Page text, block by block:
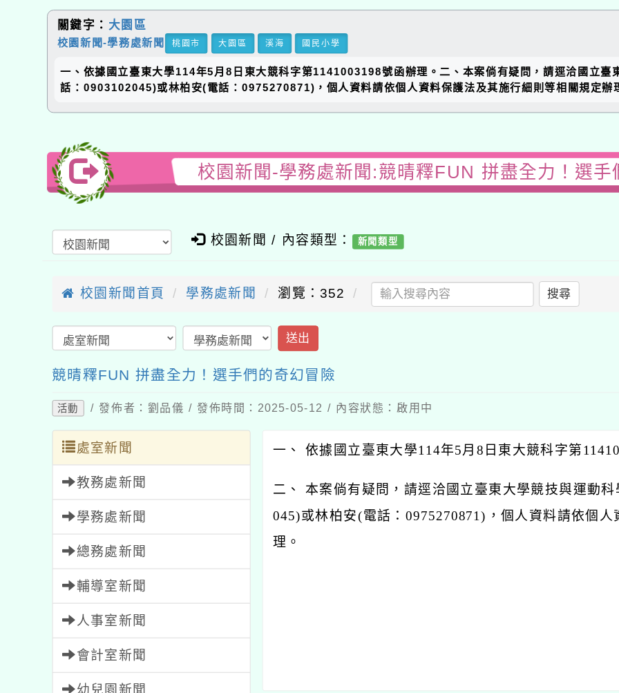
關鍵字： 大園區
校園新聞-學務處新聞 桃園市 大園區 溪海 國民小學
一、依據國立臺東大學114年5月8日東大競科字第1141003198號函辦理。二、本案倘有疑問，請逕洽國立臺
話：0903102045)或林柏安(電話：0975270871)，個人資料請依個人資料保護法及其施行細則等相關規定辦
校園新聞-學務處新聞:競晴釋FUN 拼盡全力！選手
校園新聞 / 內容類型： 新聞類型
校園新聞首頁 學務處新聞 瀏覽：352 搜尋
送出
競晴釋FUN 拼盡全力！選手們的奇幻冒險
活動 / 發佈者：劉品儀 / 發佈時間：2025-05-12 / 內容狀態：啟用中
處室新聞
教務處新聞
學務處新聞
總務處新聞
輔導室新聞
人事室新聞
會計室新聞
幼兒園新聞
一、 依據國立臺東大學114年5月8日東大競科字第
二、 本案倘有疑問，請逕洽國立臺東大學競技與運動
045)或林柏安(電話：0975270871)，個人資料請依個
理。